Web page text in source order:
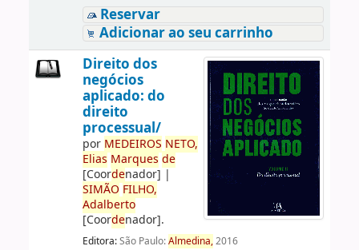
Reservar
Adicionar ao seu carrinho
Direito dos
negócios
aplicado: do
direito
processual/
por MEDEIROS NETO,
Elias Marques de
[Coordenador] |
SIMÃO FILHO,
Adalberto
[Coordenador].
Editora:São Paulo:Almedina,2016